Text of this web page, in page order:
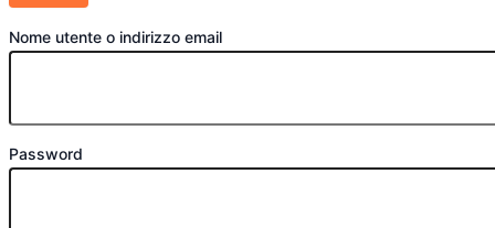
Nome utente o indirizzo email
Password